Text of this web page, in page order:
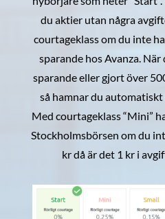
du aktier utan några
courtageklass om du inte
sparande hos Avanza.
sparande eller gjort över
så hamnar du automatiskt
Med courtageklass “Mini”
Stockholmsbörsen om du
kr då är det 1 kr i